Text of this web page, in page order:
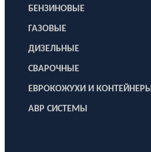
БЕНЗИНОВЫЕ
ГАЗОВЫЕ
ДИЗЕЛЬНЫЕ
СВАРОЧНЫЕ
ЕВРОКОЖУХИ И КОНТЕЙНЕРЫ
АВР СИСТЕМЫ